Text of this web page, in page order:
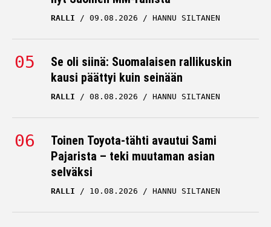
RALLI 09.08.2026 HANNU SILTANEN
Se oli siinä: Suomalaisen rallikuskin
kausi päättyi kuin seinään
RALLI 08.08.2026 HANNU SILTANEN
Toinen Toyota-tähti avautui Sami
Pajarista – teki muutaman asian
selväksi
RALLI 10.08.2026 HANNU SILTANEN